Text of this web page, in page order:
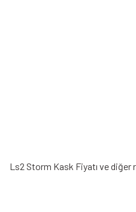
Ls2 Storm Kask Fiyatı ve diğer